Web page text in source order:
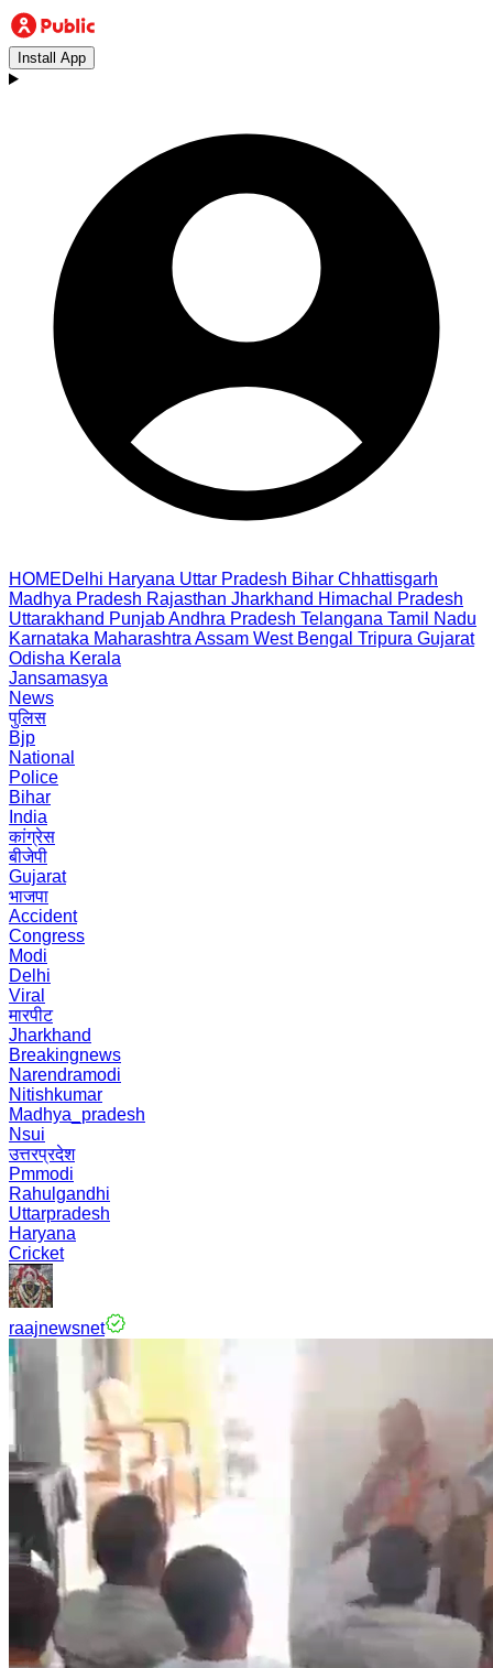
Install App
HOMEDelhi Haryana Uttar Pradesh Bihar Chhattisgarh
Madhya Pradesh Rajasthan Jharkhand Himachal Pradesh
Uttarakhand PunjabAndhra Pradesh Telangana Tamil Nadu
Karnataka Maharashtra Assam West Bengal Tripura Gujarat
Odisha Kerala
Jansamasya
News
पुलिस
Bjp
National
Police
Bihar
India
कांग्रेस
बीजेपी
Gujarat
भाजपा
Accident
Congress
Modi
Delhi
Viral
मारपीट
Jharkhand
Breakingnews
Narendramodi
Nitishkumar
Madhya_pradesh
Nsui
उत्तरप्रदेश
Pmmodi
Rahulgandhi
Uttarpradesh
Haryana
Cricket
raajnewsnet